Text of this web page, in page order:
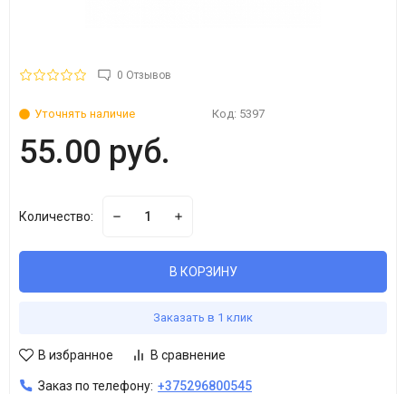
0 Отзывов
Уточнять наличие Код: 5397
55.00 руб.
Количество:
В КОРЗИНУ
Заказать в 1 клик
В избранное В сравнение
Заказ по телефону: +375296800545